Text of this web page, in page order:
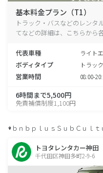
基本料金プラン（T1）
トラック・バスなどのレンタ
てなどの詳細は、こちらから
代表車種 ライト
ボディタイプ トラッ
営業時間 08:00-
6時間まで5,500円
免責補償制度1,100円
ｂｎｂｐｌｕｓＳｕｂＣｕｌ
トヨタレンタカー神田
千代田区神田多町2-9-6